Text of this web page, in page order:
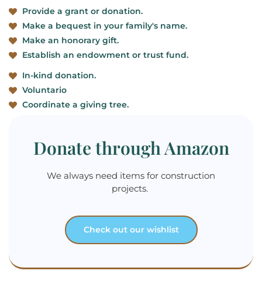
Provide a grant or donation.
Make a bequest in your family's name.
Make an honorary gift.
Establish an endowment or trust fund.
In-kind donation.
Voluntario
Coordinate a giving tree.
Donate through Amazon
We always need items for construction
projects.
Check out our wishlist